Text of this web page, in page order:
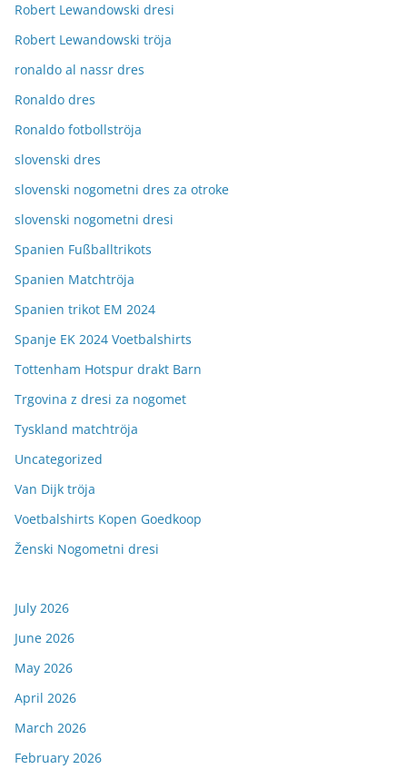
Robert Lewandowski dresi
Robert Lewandowski tröja
ronaldo al nassr dres
Ronaldo dres
Ronaldo fotbollströja
slovenski dres
slovenski nogometni dres za otroke
slovenski nogometni dresi
Spanien Fußballtrikots
Spanien Matchtröja
Spanien trikot EM 2024
Spanje EK 2024 Voetbalshirts
Tottenham Hotspur drakt Barn
Trgovina z dresi za nogomet
Tyskland matchtröja
Uncategorized
Van Dijk tröja
Voetbalshirts Kopen Goedkoop
Ženski Nogometni dresi
July 2026
June 2026
May 2026
April 2026
March 2026
February 2026